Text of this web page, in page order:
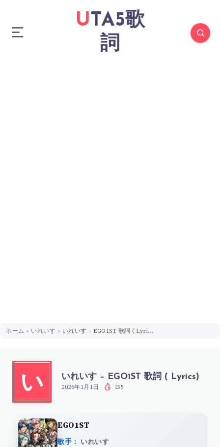
UTA5歌
詞
ホーム » いれいす » いれいす – EGO1ST 歌詞 ( Lyrics)
い いれいす – EGO1ST 歌詞 ( Lyrics)
2026年1月1日 155
EGO1ST
歌手： いれいす